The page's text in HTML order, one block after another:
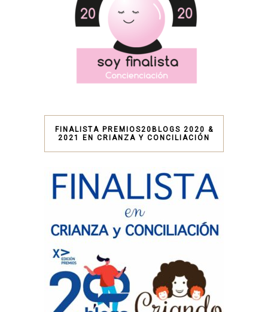
FINALISTA PREMIOS20BLOGS 2020 &
2021 EN CRIANZA Y CONCILIACIÓN